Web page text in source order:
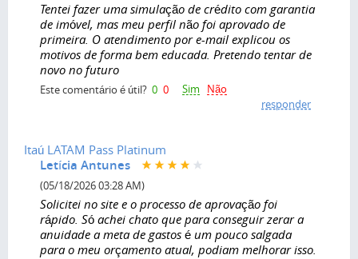
Tentei fazer uma simulação de crédito com garantia
de imóvel, mas meu perfil não foi aprovado de
primeira. O atendimento por e-mail explicou os
motivos de forma bem educada. Pretendo tentar de
novo no futuro
Este comentário é útil? 0 0 Sim
Não
responder
Itaú LATAM Pass Platinum
Letícia Antunes
(05/18/2026 03:28 AM)
Solicitei no site e o processo de aprovação foi
rápido. Só achei chato que para conseguir zerar a
anuidade a meta de gastos é um pouco salgada
para o meu orçamento atual, podiam melhorar isso.